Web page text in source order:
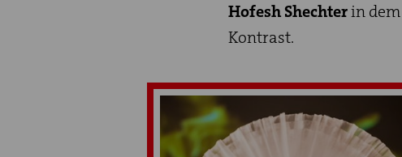
Hofesh Shechterin
Kontrast.